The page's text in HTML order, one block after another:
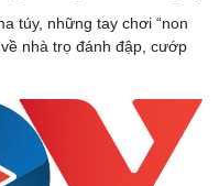
túy, những tay chơi “non
nhà trọ đánh đập, cướp